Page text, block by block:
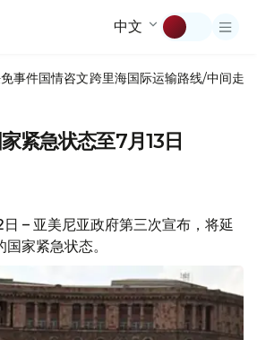
中文
事件国情咨文跨里海国际运输路线/中间走廊
紧急状态至7月13日
– 亚美尼亚政府第三次宣布，将延
家紧急状态。